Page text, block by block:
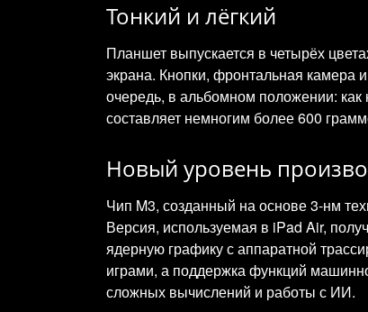
Тонкий и лёгкий
Планшет выпускается в четырёх
экрана. Кнопки, фронтальная камера
очередь, в альбомном положении:
составляет немногим более 600
Новый уровень
Чип M3, созданный на основе 3-нм
Версия, используемая в iPad Air,
ядерную графику с аппаратной
играми, а поддержка функций
сложных вычислений и работы с ИИ.